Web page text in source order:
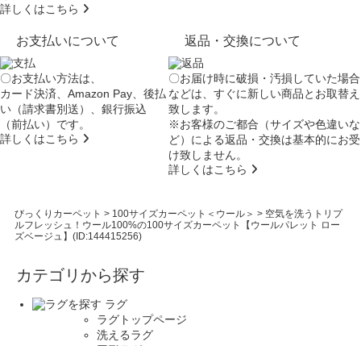
詳しくはこちら
お支払いについて
〇お支払い方法は、
カード決済、Amazon Pay、後払
い（請求書別送）、銀行振込
（前払い）です。
詳しくはこちら
返品・交換について
〇お届け時に破損・汚損していた場合
などは、すぐに新しい商品とお取替え
致します。
※お客様のご都合（サイズや色違いな
ど）による返品・交換は基本的にお受
け致しません。
詳しくはこちら
びっくりカーペット > 100サイズカーペット＜ウール＞ > 空気を洗うトリプ
ルフレッシュ！ウール100%の100サイズカーペット【ウールパレット ロー
ズベージュ】(ID:144415256)
カテゴリから探す
ラグ
ラグトップページ
洗えるラグ